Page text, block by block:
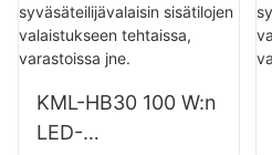
työmaavalaistuksee
n
KML-HB30 100 W:n
LED-